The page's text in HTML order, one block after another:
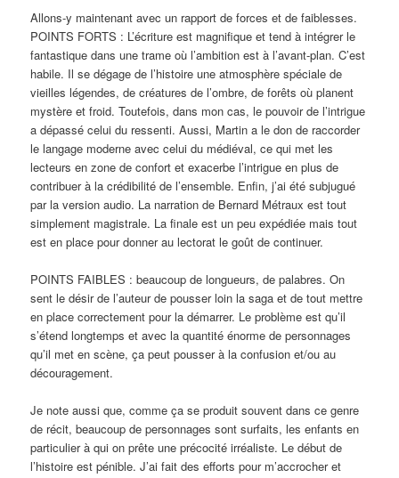
Allons-y maintenant avec un rapport de forces et de faiblesses.
POINTS FORTS : L’écriture est magnifique et tend à intégrer le
fantastique dans une trame où l’ambition est à l’avant-plan. C’est
habile. Il se dégage de l’histoire une atmosphère spéciale de
vieilles légendes, de créatures de l’ombre, de forêts où planent
mystère et froid. Toutefois, dans mon cas, le pouvoir de l’intrigue
a dépassé celui du ressenti. Aussi, Martin a le don de raccorder
le langage moderne avec celui du médiéval, ce qui met les
lecteurs en zone de confort et exacerbe l’intrigue en plus de
contribuer à la crédibilité de l’ensemble. Enfin, j’ai été subjugué
par la version audio. La narration de Bernard Métraux est tout
simplement magistrale. La finale est un peu expédiée mais tout
est en place pour donner au lectorat le goût de continuer.
POINTS FAIBLES : beaucoup de longueurs, de palabres. On
sent le désir de l’auteur de pousser loin la saga et de tout mettre
en place correctement pour la démarrer. Le problème est qu’il
s’étend longtemps et avec la quantité énorme de personnages
qu’il met en scène, ça peut pousser à la confusion et/ou au
découragement.
Je note aussi que, comme ça se produit souvent dans ce genre
de récit, beaucoup de personnages sont surfaits, les enfants en
particulier à qui on prête une précocité irréaliste. Le début de
l’histoire est pénible. J’ai fait des efforts pour m’accrocher et